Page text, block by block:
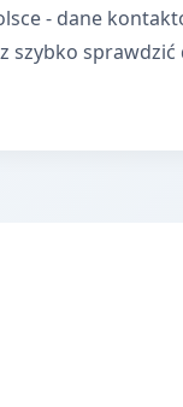
- dane